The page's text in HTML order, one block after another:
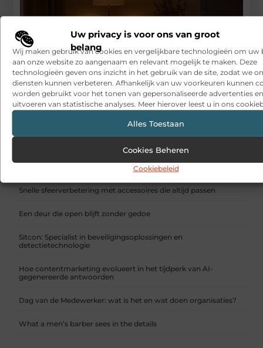
Uw privacy is voor ons van groot
belang
Wij maken gebruik van cookies en vergelijkbare technologieën om uw
aan onze website zo aangenaam en relevant mogelijk te maken. Deze
technologieën geven ons inzicht in het gebruik van de site, zodat we
diensten kunnen verbeteren. Afhankelijk van uw voorkeuren kunnen
worden gebruikt voor het tonen van gepersonaliseerde advertenties
uitvoeren van statistische analyses. Meer hierover leest u in ons
Alles Toestaan
Cookies Beheren
Cookiebeleid
Hygge in huis: zo organiseer je de ultieme knusse avond
RECENTE BERICHTEN
Snelle sfeerverbetering met accessoires die altijd passen
Een deur die open blijft zonder gedoe
Sitcon: Specialist in beveiligingsoplossingen en
detectietechnologie
Hoe contentmarketing evolueert in het tijdperk van AI-
gegenereerde antwoorden
Dag van de Medewerker: wat is het en wat doen organisaties?
What a men’s barber sees in the details